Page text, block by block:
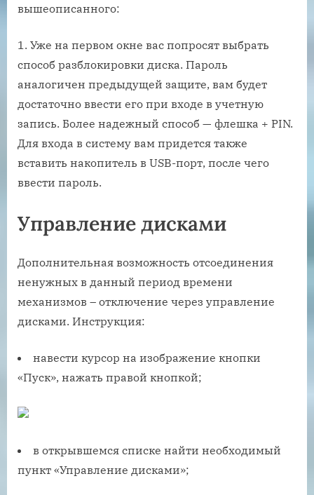
вышеописанного:
1. Уже на первом окне вас попросят выбрать
способ разблокировки диска. Пароль
аналогичен предыдущей защите, вам будет
достаточно ввести его при входе в учетную
запись. Более надежный способ — флешка + PIN.
Для входа в систему вам придется также
вставить накопитель в USB-порт, после чего
ввести пароль.
Управление дисками
Дополнительная возможность отсоединения
ненужных в данный период времени
механизмов – отключение через управление
дисками. Инструкция:
навести курсор на изображение кнопки
«Пуск», нажать правой кнопкой;
в открывшемся списке найти необходимый
пункт «Управление дисками»;